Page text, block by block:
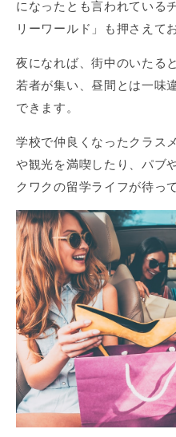
になったとも言われている
リーワールド」も押さえて
夜になれば、街中のいたる
若者が集い、昼間とは一味
できます。
学校で仲良くなったクラス
や観光を満喫したり、パブ
クワクの留学ライフが待っ